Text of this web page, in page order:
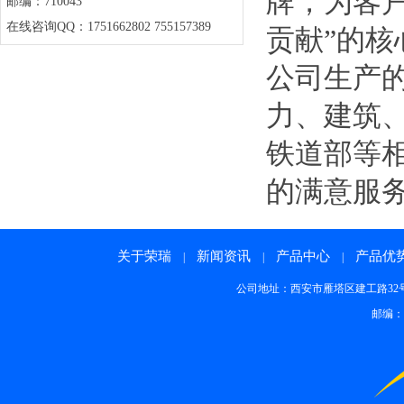
在线咨询QQ：1751662802 755157389
贡献”的
公司生产
力、建筑
铁道部等
的满意服
关于荣瑞 新闻资讯 产品中心 产品优
公司地址：西安市雁塔区建工路32
邮编